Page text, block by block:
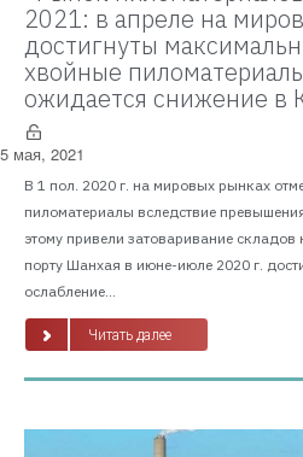
2021: в апреле на
достигнуты
хвойные
ожидается снижение в
5 мая, 2021
В 1 пол. 2020 г. на мировых рынках
пиломатериалы вследствие
этому привели затоваривание
порту Шанхая в июне-июле 2020 г.
ослабление...
Читать далее